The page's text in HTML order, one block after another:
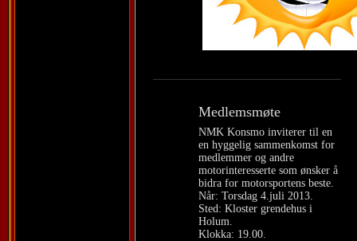
Medlemsmøte
NMK Konsmo inviterer til en
en hyggelig sammenkomst for
medlemmer og andre
motorinteresserte som ønsker å
bidra for motorsportens beste.
Når: Torsdag 4.juli 2013.
Sted: Kloster grendehus i
Holum.
Klokka: 19.00.